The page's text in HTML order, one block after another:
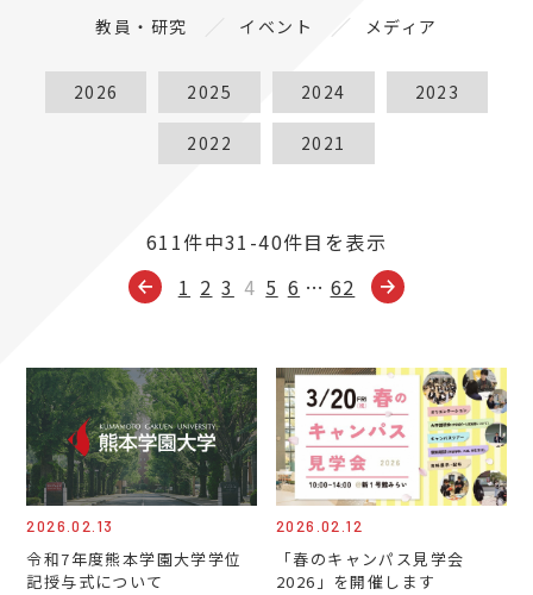
教員・研究
イベント メディア
2026 2025 2024 2023
2022 2021
611件中31-40件目を表示
1 2 3 4 5 6 … 62
2026.02.13
令和7年度熊本学園大学学位
記授与式について
2026.02.12
「春のキャンパス見学会
2026」を開催します